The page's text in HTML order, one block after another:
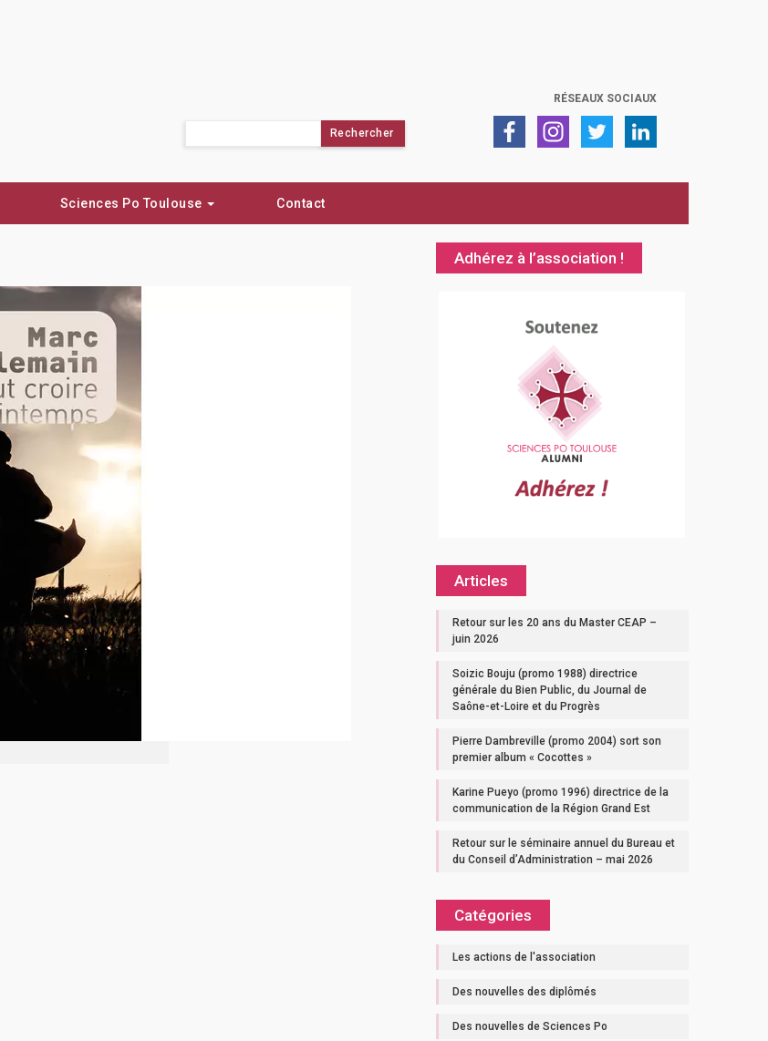
RÉSEAUX SOCIAUX
Sciences Po Toulouse Contact
Adhérez à l’association !
Articles
Retour sur les 20 ans du Master CEAP –
juin 2026
Soizic Bouju (promo 1988) directrice
générale du Bien Public, du Journal de
Saône-et-Loire et du Progrès
Pierre Dambreville (promo 2004) sort son
premier album « Cocottes »
Karine Pueyo (promo 1996) directrice de la
communication de la Région Grand Est
Retour sur le séminaire annuel du Bureau et
du Conseil d’Administration – mai 2026
Catégories
Les actions de l'association
Des nouvelles des diplômés
Des nouvelles de Sciences Po